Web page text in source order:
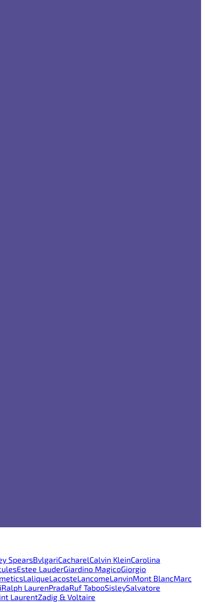
SpearsBvlgariCacharelCalvin KleinCarolina
Estee LauderGiardino MagicoGiorgio
LaliqueLacosteLancomeLanvinMont BlancMarc
Ralph LaurenPradaRuf TabooSisleySalvatore
LaurentZadig & Voltaire